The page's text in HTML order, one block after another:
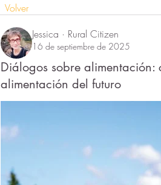
Volver
Jessica · Rural Citizen
16 de septiembre de 2025
Diálogos sobre
alimentación del futuro